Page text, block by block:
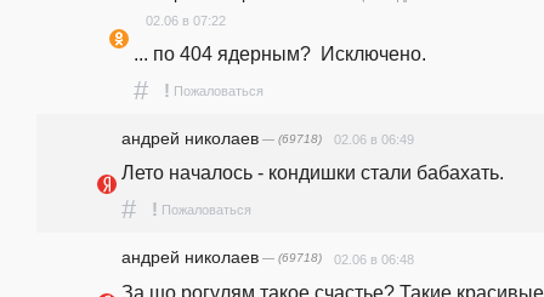
02.06 в 07:22
... по 404 ядерным?  Исключено.
# ! Пожаловаться
андpeй николаев — (69718) 02.06 в 06:49
Лето началось - кондишки стали бабахать.
# ! Пожаловаться
андpeй николаев — (69718) 02.06 в 06:48
За шо рогулям такое счастье? Такие красивые